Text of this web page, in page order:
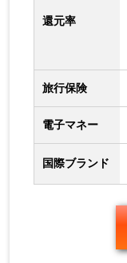
還元率
旅行保険
電子マネー
国際ブランド